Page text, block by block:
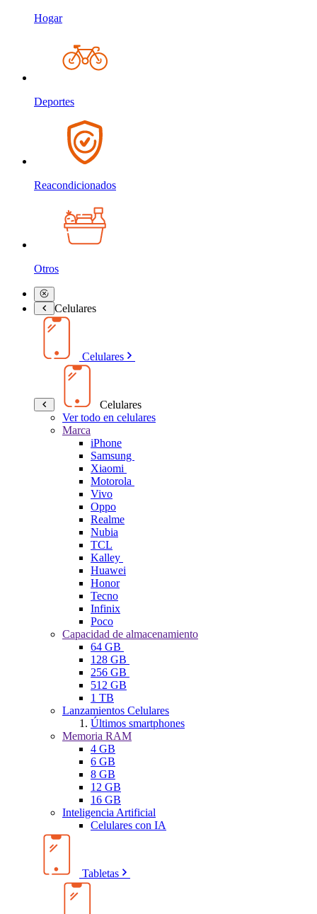
Hogar
Deportes
Reacondicionados
Otros
Celulares
Celulares
Celulares
Ver todo en celulares
Marca
iPhone
Samsung
Xiaomi
Motorola
Vivo
Oppo
Realme
Nubia
TCL
Kalley
Huawei
Honor
Tecno
Infinix
Poco
Capacidad de almacenamiento
64 GB
128 GB
256 GB
512 GB
1 TB
Lanzamientos Celulares
Últimos smartphones
Memoria RAM
4 GB
6 GB
8 GB
12 GB
16 GB
Inteligencia Artificial
Celulares con IA
Tabletas